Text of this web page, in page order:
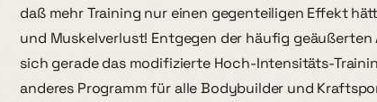
daß mehr Training nur einen gegenteiligen Effekt
und Muskelverlust! Entgegen der häufig
sich gerade das modifizierte Hoch-Intensitäts-
anderes Programm für alle Bodybuilder und